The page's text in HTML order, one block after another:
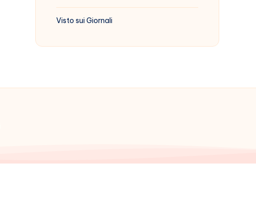
Visto sui Giornali